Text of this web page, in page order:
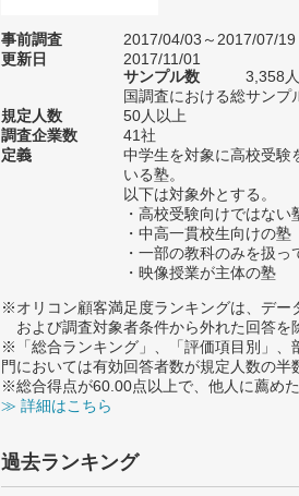
事前調査
2017/04/03～2017/07/19
更新日
2017/11/01
サンプル数
3,358
国調査における総サンプ
規定人数
50人以上
調査企業数
41社
定義
中学生を対象に高校受験
いる塾。
以下は対象外とする。
・高校受験向けではない
・中高一貫校生向けの塾
・一部の教科のみを扱っ
・映像授業が主体の塾
※オリコン顧客満足度ランキングは、デー
および調査対象者条件から外れた回答を
※「総合ランキング」、「評価項目別」、
門においては有効回答者数が規定人数の半
※総合得点が60.00点以上で、他人に薦め
≫ 詳細はこちら
過去ランキング